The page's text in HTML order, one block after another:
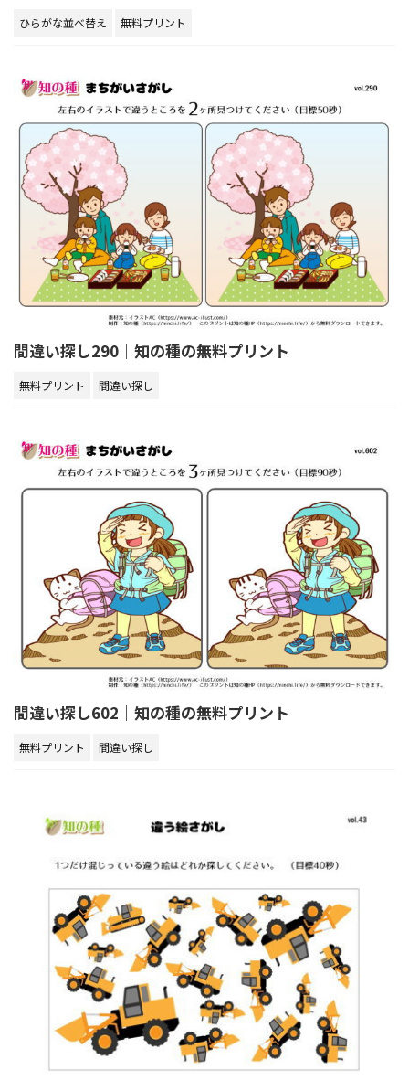
ひらがな並べ替え 無料プリント
間違い探し290｜知の種の無料プリント
無料プリント 間違い探し
間違い探し602｜知の種の無料プリント
無料プリント 間違い探し